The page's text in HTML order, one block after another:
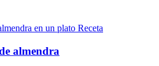
Receta
almendra